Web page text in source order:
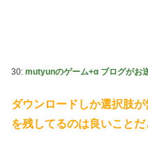
30: mutyunのゲーム+α ブログがお
ダウンロードしか選択肢
を残してるのは良いこと